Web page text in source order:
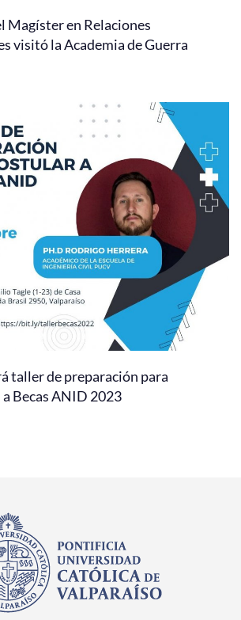
Magíster en Relaciones
visitó la Academia de Guerra
taller de preparación para
Becas ANID 2023